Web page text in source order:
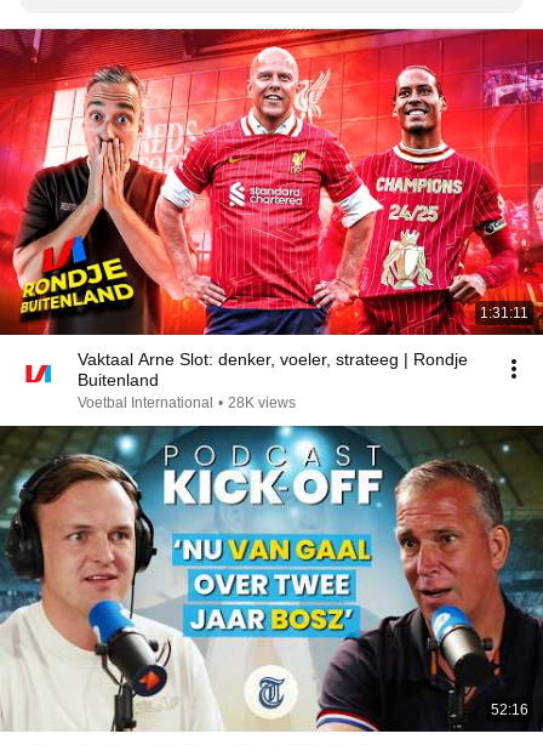
1:31:11
Vaktaal Arne Slot: denker, voeler, strateeg | Rondje
Buitenland
Voetbal International • 28K views
52:16